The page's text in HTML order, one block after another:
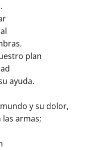
plan
ayuda.
y su dolor,
armas;